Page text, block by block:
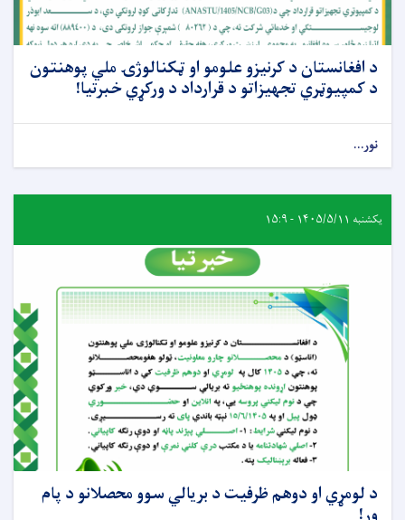
د افغانستان د کرنیزو علومو او ټکنالوژۍ ملي پوهنتون
د کمپيوټري تجهیزاتو د قرارداد د ورکړي خبرتیا!
نور...
یکشنبه ۱۴۰۵/۵/۱۱ - ۱۵:۹
د لومړي او دوهم ظرفیت د بریالي سوو محصلانو د پام